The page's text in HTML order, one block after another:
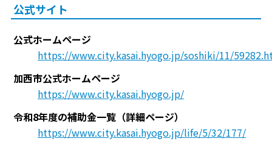
公式サイト
公式ホームページ
https://www.city.kasai.hyogo.jp/soshiki/11/
加西市公式ホームページ
https://www.city.kasai.hyogo.jp/
令和8年度の補助金一覧（詳細ページ）
https://www.city.kasai.hyogo.jp/life/5/32/177/